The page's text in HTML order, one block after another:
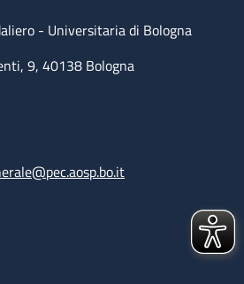
- Universitaria di Bologna
9, 40138 Bologna